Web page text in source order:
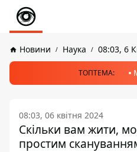
Новини Наука 08:03, 6
ТОПТЕМА:
08:03, 06 квітня 2024
Скільки вам жити,
простим